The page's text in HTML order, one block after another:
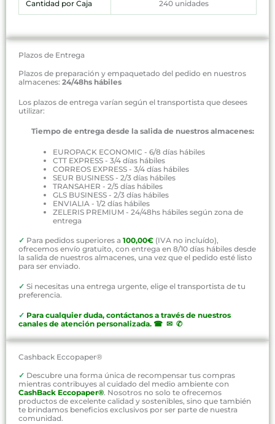
Cantidad por Caja 240 unidades
Plazos de Entrega
Plazos de preparación y empaquetado del pedido en nuestros
almacenes: 24/48hs hábiles
Los plazos de entrega varían según el transportista que desees
utilizar:
Tiempo de entrega desde la salida de nuestros almacenes:
EUROPACK ECONOMIC - 6/8 días hábiles
CTT EXPRESS - 3/4 días hábiles
CORREOS EXPRESS - 3/4 días hábiles
SEUR BUSINESS - 2/3 días hábiles
TRANSAHER - 2/5 días hábiles
GLS BUSINESS - 2/3 días hábiles
ENVIALIA - 1/2 días hábiles
ZELERIS PREMIUM - 24/48hs hábiles según zona de
entrega
✓ Para pedidos superiores a 100,00€ (IVA no incluído),
ofrecemos envío gratuito, con entrega en 8/10 días hábiles desde
la salida de nuestros almacenes, una vez que el pedido esté listo
para ser enviado.
✓ Si necesitas una entrega urgente, elige el transportista de tu
preferencia.
✓ Para cualquier duda, contáctanos a través de nuestros
canales de atención personalizada. ☎ ✉ ✆
Cashback Eccopaper®
✓ Descubre una forma única de recompensar tus compras
mientras contribuyes al cuidado del medio ambiente con
CashBack Eccopaper®. Nosotros no solo te ofrecemos
productos de excelente calidad y sostenibles, sino que también
te brindamos beneficios exclusivos por ser parte de nuestra
comunidad.